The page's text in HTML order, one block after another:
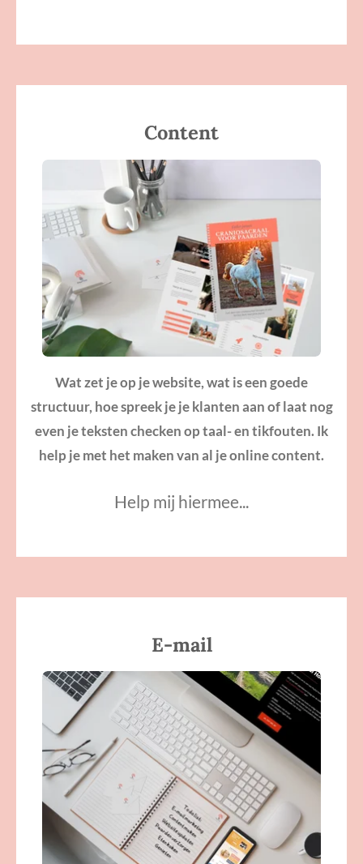
Content
Wat zet je op je website, wat is een goede
structuur, hoe spreek je je klanten aan of laat nog
even je teksten checken op taal- en tikfouten. Ik
help je met het maken van al je online content.
Help mij hiermee...
E-mail